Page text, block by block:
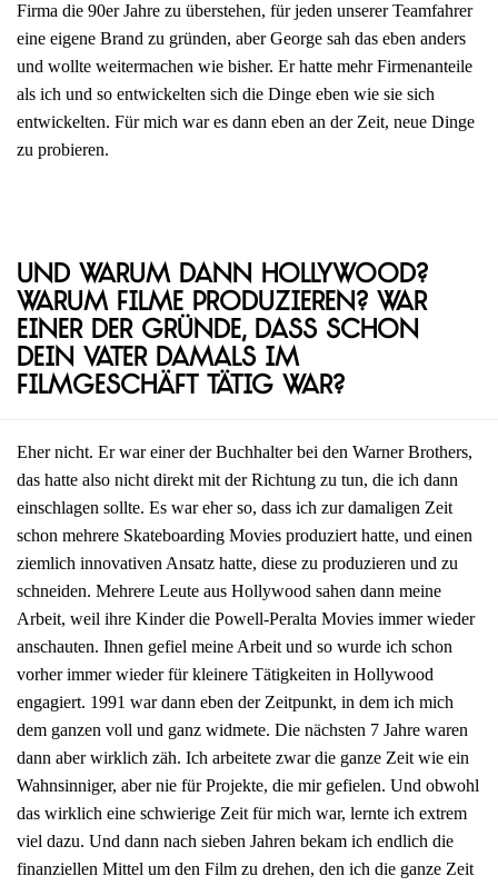
Firma die 90er Jahre zu überstehen, für jeden unserer Teamfahrer
eine eigene Brand zu gründen, aber George sah das eben anders
und wollte weitermachen wie bisher. Er hatte mehr Firmenanteile
als ich und so entwickelten sich die Dinge eben wie sie sich
entwickelten. Für mich war es dann eben an der Zeit, neue Dinge
zu probieren.
Und warum dann Hollywood?
Warum Filme produzieren? War
einer der Gründe, dass schon
dein Vater damals im
Filmgeschäft tätig war?
Eher nicht. Er war einer der Buchhalter bei den Warner Brothers,
das hatte also nicht direkt mit der Richtung zu tun, die ich dann
einschlagen sollte. Es war eher so, dass ich zur damaligen Zeit
schon mehrere Skateboarding Movies produziert hatte, und einen
ziemlich innovativen Ansatz hatte, diese zu produzieren und zu
schneiden. Mehrere Leute aus Hollywood sahen dann meine
Arbeit, weil ihre Kinder die Powell-Peralta Movies immer wieder
anschauten. Ihnen gefiel meine Arbeit und so wurde ich schon
vorher immer wieder für kleinere Tätigkeiten in Hollywood
engagiert. 1991 war dann eben der Zeitpunkt, in dem ich mich
dem ganzen voll und ganz widmete. Die nächsten 7 Jahre waren
dann aber wirklich zäh. Ich arbeitete zwar die ganze Zeit wie ein
Wahnsinniger, aber nie für Projekte, die mir gefielen. Und obwohl
das wirklich eine schwierige Zeit für mich war, lernte ich extrem
viel dazu. Und dann nach sieben Jahren bekam ich endlich die
finanziellen Mittel um den Film zu drehen, den ich die ganze Zeit